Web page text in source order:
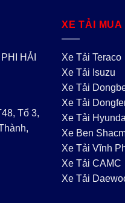
HẢI
Tổ 3,
XE TẢI MUA
Xe Tải Teraco
Xe Tải Isuzu
Xe Tải
Xe Tải
Xe Tải
Xe Ben
Xe Tải Vĩnh
Xe Tải CAMC
Xe Tải